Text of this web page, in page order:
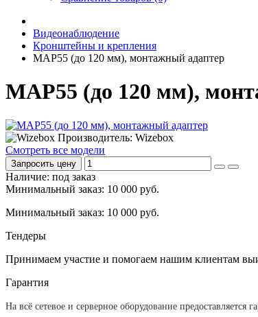
Видеонаблюдение
Кронштейны и крепления
MAP55 (до 120 мм), монтажный адаптер
MAP55 (до 120 мм),
Производитель: Wizebox
Смотреть все модели
Запросить цену
Наличие: под заказ
Минимальный заказ: 10 000 руб.
Минимальный заказ: 10 000 руб.
Тендеры
Принимаем участие и помогаем нашим клиентам
Гарантия
На всё сетевое и серверное оборудование предоставляется